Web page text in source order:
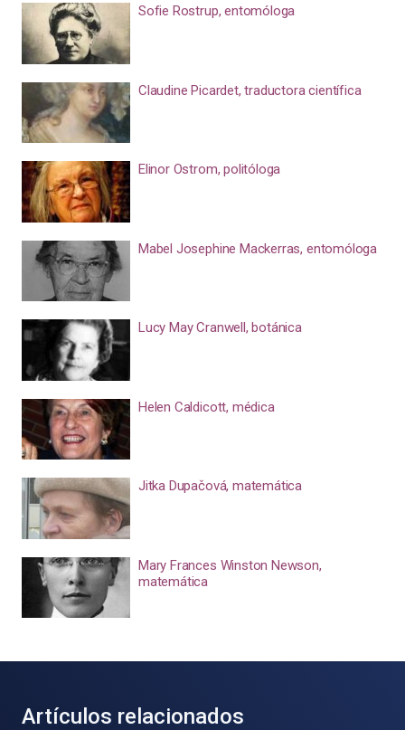
Sofie Rostrup, entomóloga
Claudine Picardet, traductora científica
Elinor Ostrom, politóloga
Mabel Josephine Mackerras, entomóloga
Lucy May Cranwell, botánica
Helen Caldicott, médica
Jitka Dupačová, matemática
Mary Frances Winston Newson,
matemática
Artículos relacionados